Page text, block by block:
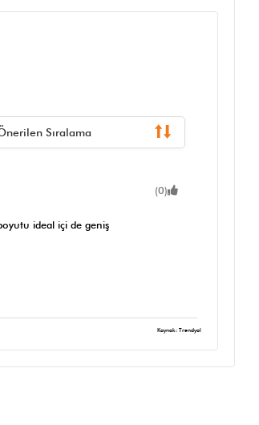
Sıralama
(0)
ideal içi de geniş
Kaynak: Trendyol